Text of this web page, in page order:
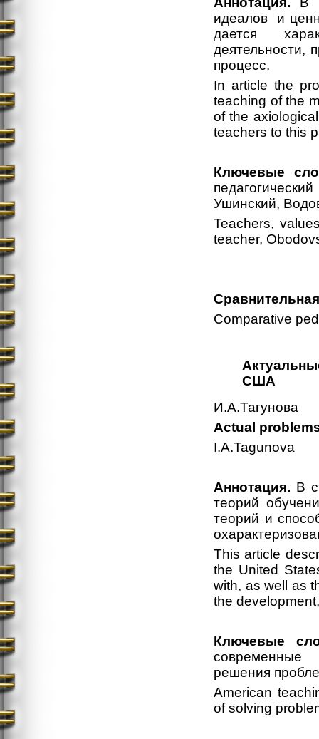
идеалов и
дается
деятельности,
процесс.
In article the
teaching of the
of the
teachers to this
Ключевые
Ушинский,
Teachers,
teacher,
Comparative
США
И.А.Тагунова
Actual
I.A.Tagunova
Аннотация. В
теорий
теорий и
This article
the United
with, as well as
the
Ключевые
современные
решения
American
of solving